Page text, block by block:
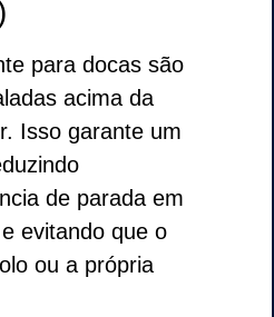
para docas são
acima da
Isso garante um
de parada em
evitando que o
ou a própria